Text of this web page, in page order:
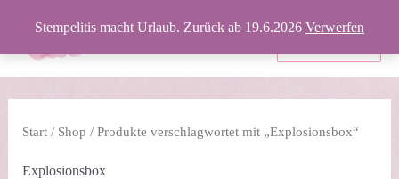
Stempelitis macht Urlaub. Zurück ab 19.6.2026 Verwerfen
springen
Produkte
Start/ Shop / Produkte verschlagwortet mit „Explosionsbox“
Explosionsbox